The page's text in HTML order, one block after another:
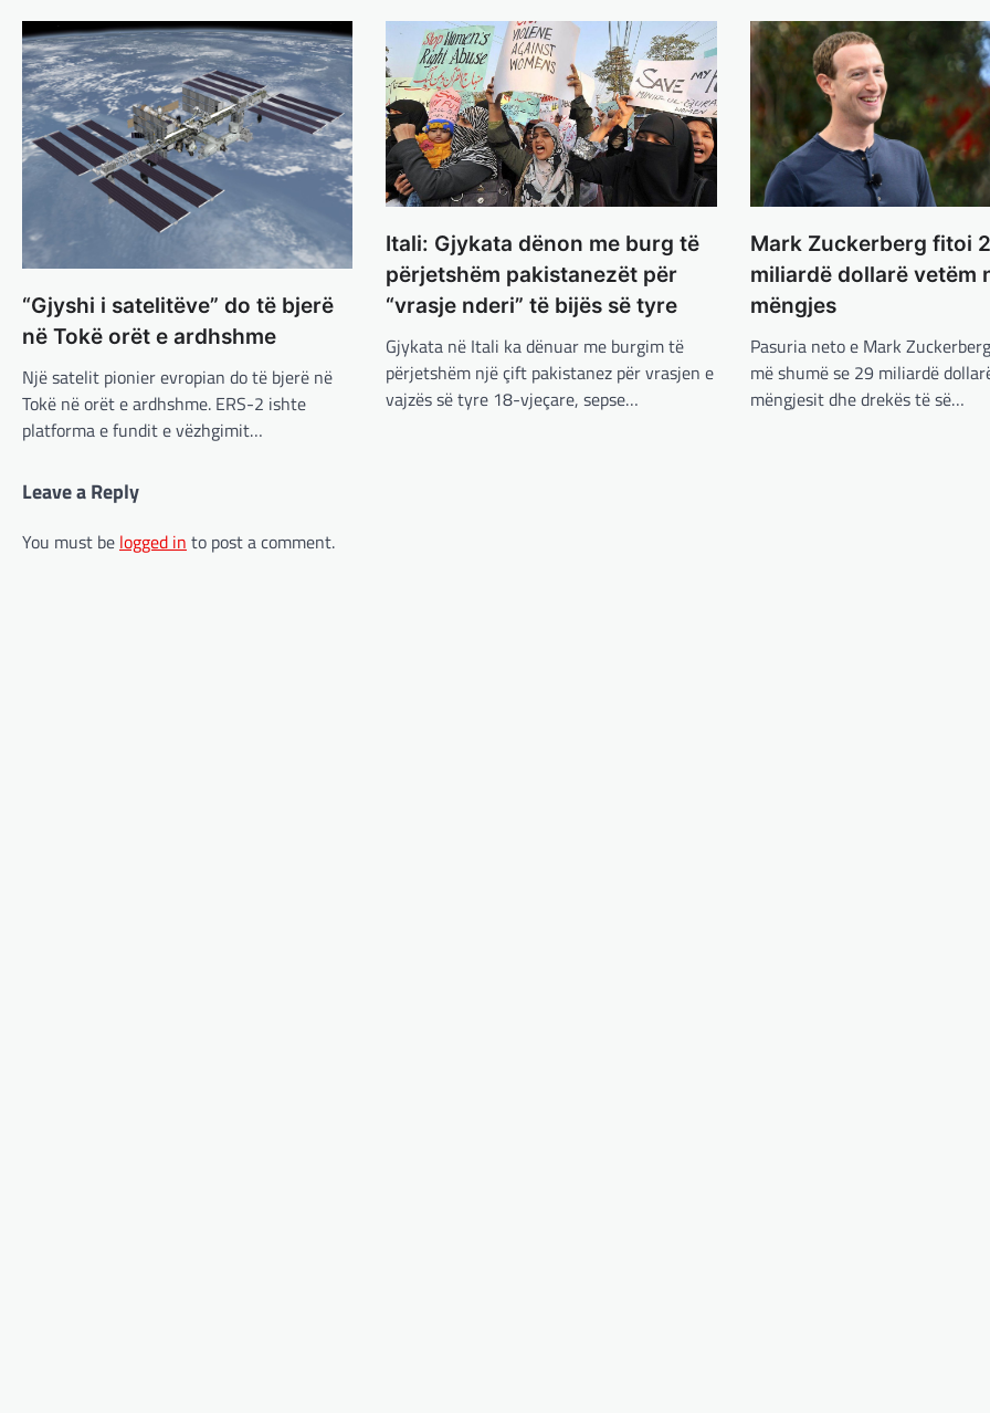
“Gjyshi i satelitëve” do të bjerë
në Tokë orët e ardhshme
Një satelit pionier evropian do të bjerë në
Tokë në orët e ardhshme. ERS-2 ishte
platforma e fundit e vëzhgimit…
Itali: Gjykata dënon me burg të
përjetshëm pakistanezët për
“vrasje nderi” të bijës së tyre
Gjykata në Itali ka dënuar me burgim të
përjetshëm një çift pakistanez për vrasjen e
vajzës së tyre 18-vjeçare, sepse…
Mark Zuckerberg fitoi
miliardë dollarë vetëm
mëngjes
Pasuria neto e Mark
më shumë se 29 miliardë
mëngjesit dhe drekës të së…
Leave a Reply
You must be logged in to post a comment.